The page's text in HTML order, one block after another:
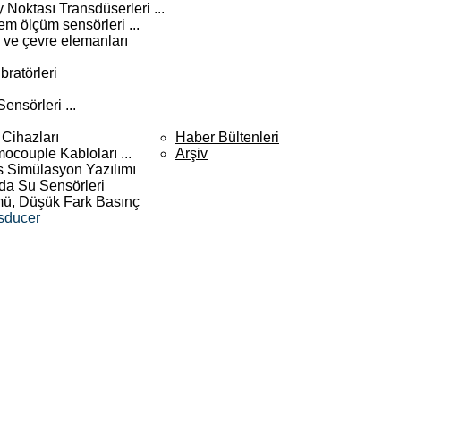
Transdüserleri ...
ölçüm sensörleri ...
çevre elemanları
...
Kabloları ...
Yazılımı
Su Sensörleri
Düşük Fark Basınç
Haber Bültenleri
Arşiv